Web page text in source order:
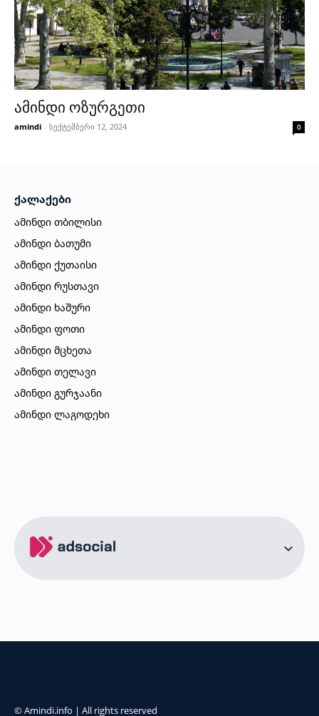
ამინდი ოზურგეთი
amindi - სექტემბერი 12, 2024 0
ქალაქები
ამინდი თბილისი
ამინდი ბათუმი
ამინდი ქუთაისი
ამინდი რუსთავი
ამინდი ხაშური
ამინდი ფოთი
ამინდი მცხეთა
ამინდი თელავი
ამინდი გურჯაანი
ამინდი ლაგოდეხი
ამინდი ზუგდიდი
© Amindi.info | All rights reserved